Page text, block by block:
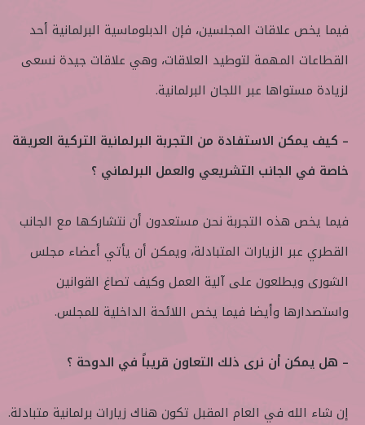
فيما يخص علاقات المجلسين، فإن الدبلوماسية البرلمانية أحد
القطاعات المهمة لتوطيد العلاقات، وهي علاقات جيدة نسعى
لزيادة مستواها عبر اللجان البرلمانية.
– كيف يمكن الاستفادة من التجربة البرلمانية التركية العريقة
خاصة في الجانب التشريعي والعمل البرلماني ؟
فيما يخص هذه التجربة نحن مستعدون أن نتشاركها مع الجانب
القطري عبر الزيارات المتبادلة، ويمكن أن يأتي أعضاء مجلس
الشورى ويطلعون على آلية العمل وكيف تصاغ القوانين
واستصدارها وأيضا فيما يخص اللائحة الداخلية للمجلس.
– هل يمكن أن نرى ذلك التعاون قريباً في الدوحة ؟
إن شاء الله في العام المقبل تكون هناك زيارات برلمانية متبادلة.